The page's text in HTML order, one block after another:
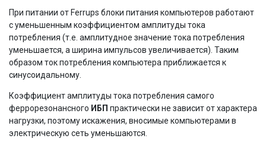
При питании от Ferrups блоки питания компьютеров работают
с уменьшенным коэффициентом амплитуды тока
потребления (т.е. амплитудное значение тока потребления
уменьшается, а ширина импульсов увеличивается). Таким
образом ток потребления компьютера приближается к
синусоидальному.
Коэффициент амплитуды тока потребления самого
феррорезонансного ИБП практически не зависит от характера
нагрузки, поэтому искажения, вносимые компьютерами в
электрическую сеть уменьшаются.